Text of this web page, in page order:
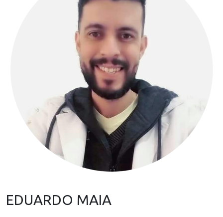
EDUARDO MAIA